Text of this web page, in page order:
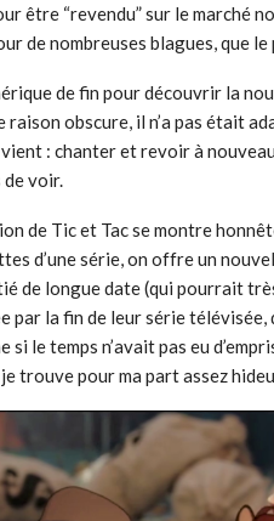
être “revendu” sur le marché
de nombreuses blagues, que le
de fin pour découvrir la
obscure, il n’a pas était
: chanter et revoir à
de voir.
de Tic et Tac se montre
d’une série, on offre un
de longue date (qui pourrait
par la fin de leur série télévisée,
si le temps n’avait pas eu
trouve pour ma part assez